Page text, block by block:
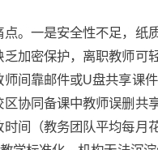
。一是安全性不足，纸
加密保护，离职教师可
间靠邮件或U盘共享课
协同备课中教师误删共
间（教务团队平均每月